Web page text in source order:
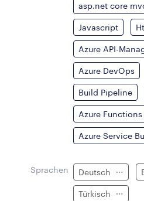
asp.net core
Javascript
Azure API-
Azure DevOps
Build Pipeline
Azure Functions
Azure Service
Sprachen Deutsch
Türkisch